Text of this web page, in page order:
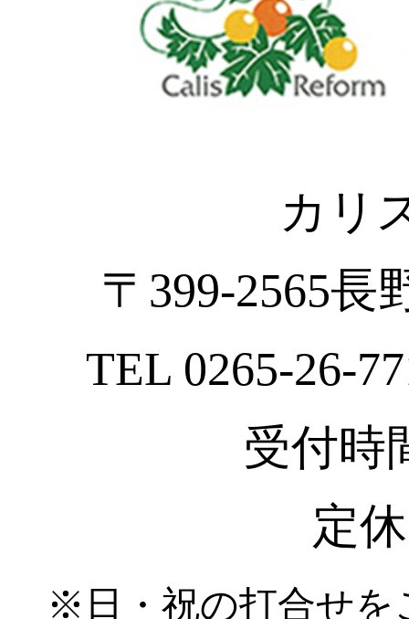
カリ
〒399-2565長
TEL 0265-26-
受付時
定
※日・祝の打合せを